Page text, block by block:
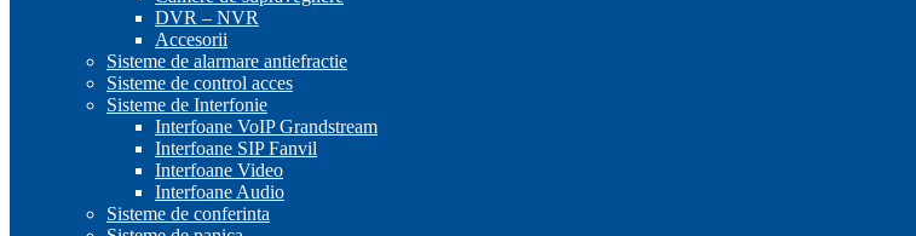
DVR – NVR
Accesorii
Sisteme de alarmare antiefractie
Sisteme de control acces
Sisteme de Interfonie
Interfoane VoIP Grandstream
Interfoane SIP Fanvil
Interfoane Video
Interfoane Audio
Sisteme de conferinta